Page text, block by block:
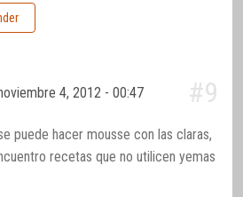
4, 2012 - 00:47 #9
puede hacer mousse con las claras,
recetas que no utilicen yemas